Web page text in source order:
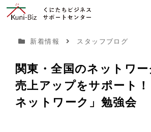
新着情報 スタッフブログ
関東・全国のネットワ
売上アップをサポート
ネットワーク」勉強会